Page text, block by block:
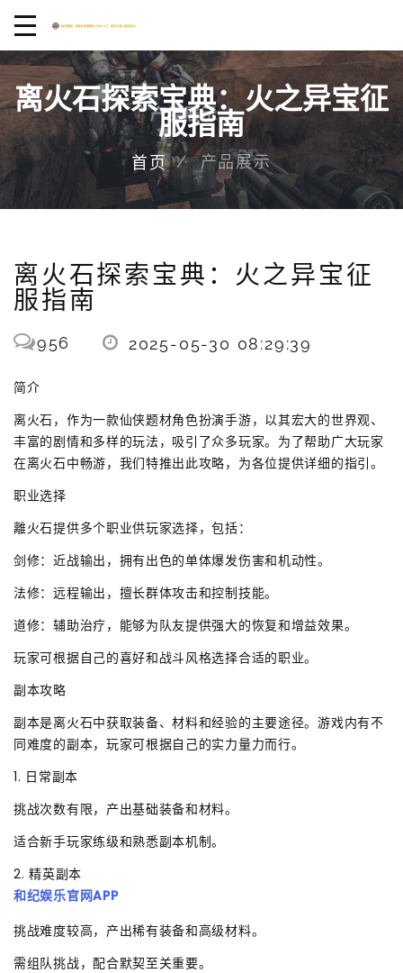
离火石探索宝典：火之异宝征
服指南
首页 产品展示
离火石探索宝典：火之异宝征
服指南
956 2025-05-30 08:29:39
简介
离火石，作为一款仙侠题材角色扮演手游，以其宏大的世界观、
丰富的剧情和多样的玩法，吸引了众多玩家。为了帮助广大玩家
在离火石中畅游，我们特推出此攻略，为各位提供详细的指引。
职业选择
離火石提供多个职业供玩家选择，包括：
剑修：近战输出，拥有出色的单体爆发伤害和机动性。
法修：远程输出，擅长群体攻击和控制技能。
道修：辅助治疗，能够为队友提供强大的恢复和增益效果。
玩家可根据自己的喜好和战斗风格选择合适的职业。
副本攻略
副本是离火石中获取装备、材料和经验的主要途径。游戏内有不
同难度的副本，玩家可根据自己的实力量力而行。
1. 日常副本
挑战次数有限，产出基础装备和材料。
适合新手玩家练级和熟悉副本机制。
2. 精英副本
和纪娱乐官网APP
挑战难度较高，产出稀有装备和高级材料。
需组队挑战，配合默契至关重要。